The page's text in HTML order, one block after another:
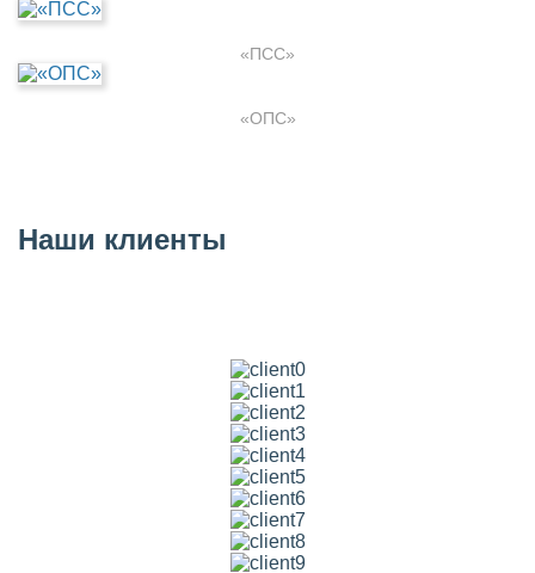
«ПСС»
«ОПС»
Наши клиенты